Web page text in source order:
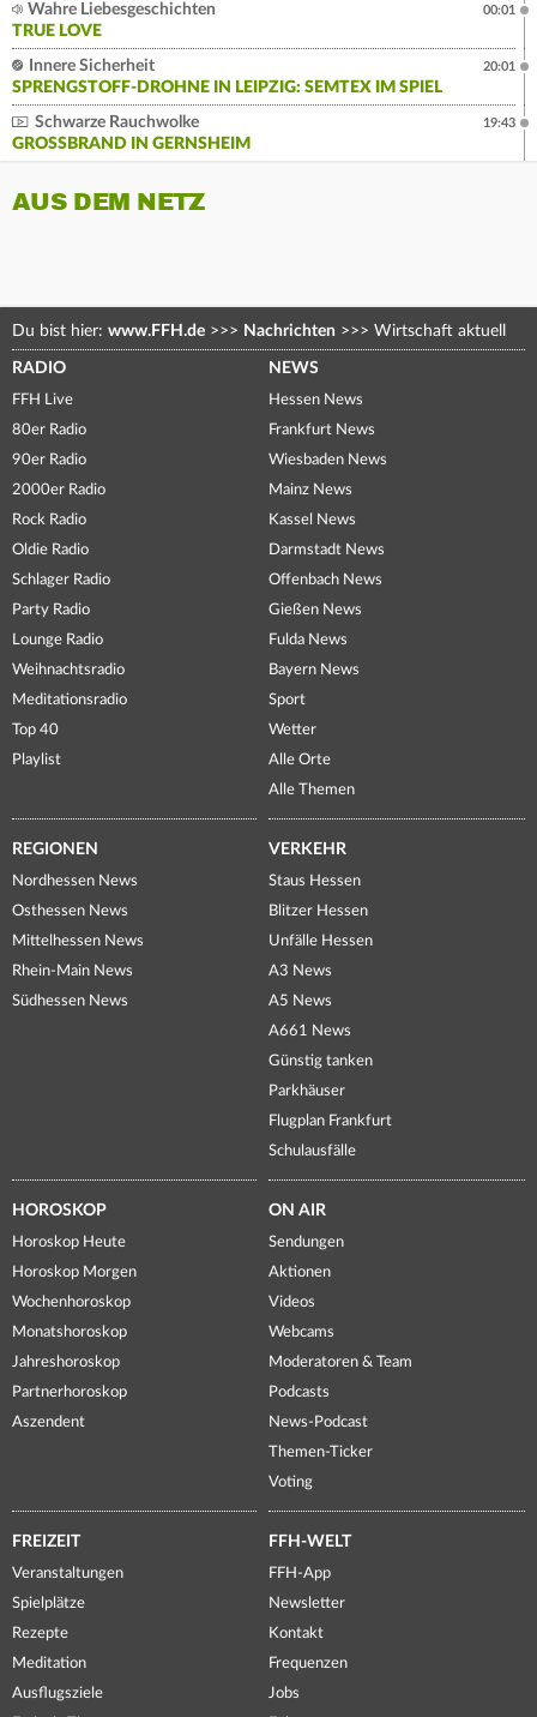
Wahre Liebesgeschichten
TRUE LOVE
00:01
Innere Sicherheit
SPRENGSTOFF-DROHNE IN LEIPZIG: SEMTEX IM SPIEL
20:01
Schwarze Rauchwolke
GROSSBRAND IN GERNSHEIM
19:43
AUS DEM NETZ
Du bist hier: www.FFH.de >>> Nachrichten >>> Wirtschaft aktuell
RADIO
FFH Live
80er Radio
90er Radio
2000er Radio
Rock Radio
Oldie Radio
Schlager Radio
Party Radio
Lounge Radio
Weihnachtsradio
Meditationsradio
Top 40
Playlist
NEWS
Hessen News
Frankfurt News
Wiesbaden News
Mainz News
Kassel News
Darmstadt News
Offenbach News
Gießen News
Fulda News
Bayern News
Sport
Wetter
Alle Orte
Alle Themen
REGIONEN
Nordhessen News
Osthessen News
Mittelhessen News
Rhein-Main News
Südhessen News
VERKEHR
Staus Hessen
Blitzer Hessen
Unfälle Hessen
A3 News
A5 News
A661 News
Günstig tanken
Parkhäuser
Flugplan Frankfurt
Schulausfälle
HOROSKOP
Horoskop Heute
Horoskop Morgen
Wochenhoroskop
Monatshoroskop
Jahreshoroskop
Partnerhoroskop
Aszendent
ON AIR
Sendungen
Aktionen
Videos
Webcams
Moderatoren & Team
Podcasts
News-Podcast
Themen-Ticker
Voting
FREIZEIT
Veranstaltungen
Spielplätze
Rezepte
Meditation
Ausflugsziele
FFH-WELT
FFH-App
Newsletter
Kontakt
Frequenzen
Jobs